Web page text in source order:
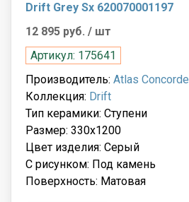
Drift Grey Sx 620070001197
12 895 руб. / шт
Артикул: 175641
Производитель: Atlas Concorde
Коллекция: Drift
Тип керамики: Ступени
Размер: 330x1200
Цвет изделия: Серый
С рисунком: Под камень
Поверхность: Матовая